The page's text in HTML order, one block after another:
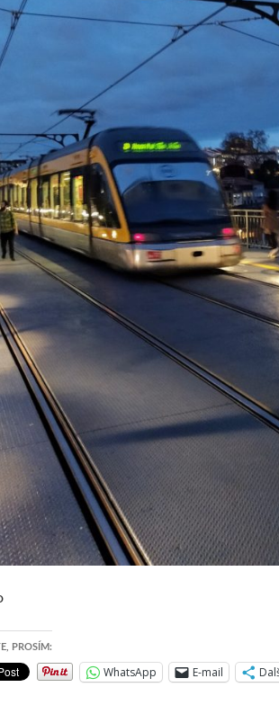
PROSÍM:
WhatsApp E-mail